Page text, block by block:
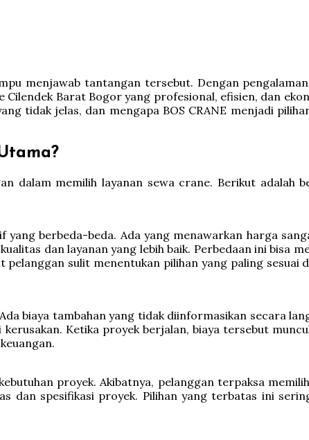
menjawab tantangan tersebut. Dengan
Barat Bogor yang profesional, efisien, dan
tidak jelas, dan mengapa BOS CRANE menjadi
memilih layanan sewa crane. Berikut adalah
berbeda-beda. Ada yang menawarkan harga
dan layanan yang lebih baik. Perbedaan ini bisa
sulit menentukan pilihan yang paling sesuai
biaya tambahan yang tidak diinformasikan secara
Ketika proyek berjalan, biaya tersebut
proyek. Akibatnya, pelanggan terpaksa
dan spesifikasi proyek. Pilihan yang terbatas ini